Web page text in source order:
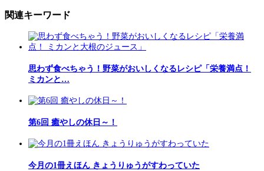
関連キーワード
思わず食べちゃう！野菜がおいしくなるレシピ「栄養満点！
ミカンと…
第6回 癒やしの休日～！
今月の1冊えほん きょうりゅうがすわっていた